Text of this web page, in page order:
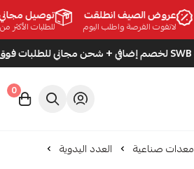
عروض الصيف انطلقت
لاتفوت الفرصة واطلب اليوم
توصيل مجاني!
للطلبات الأكثر من 200 ريال!
0
معدات صناعية العدد اليدوية